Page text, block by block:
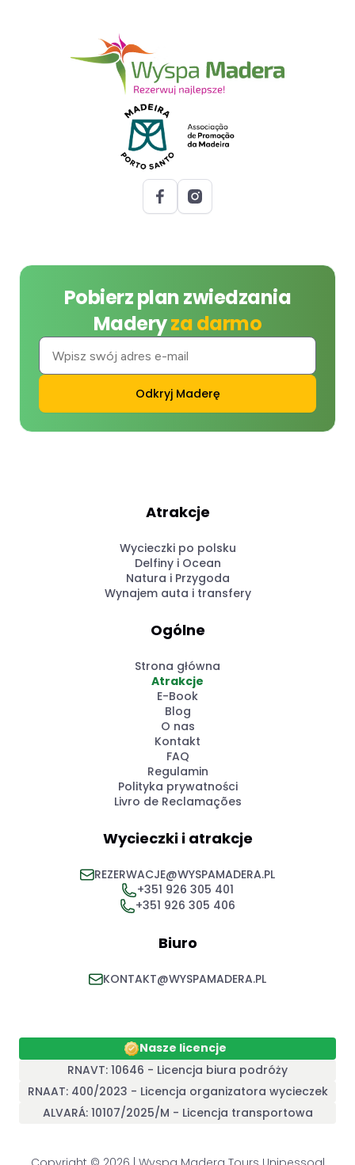
Pobierz plan zwiedzania
Maderyza darmo
Odkryj Maderę
Atrakcje
Wycieczki po polsku
Delfiny i Ocean
Natura i Przygoda
Wynajem auta i transfery
Ogólne
Strona główna
Atrakcje
E-Book
Blog
O nas
Kontakt
FAQ
Regulamin
Polityka prywatności
Livro de Reclamações
Wycieczki i atrakcje
REZERWACJE@WYSPAMADERA.PL
+351 926 305 401
+351 926 305 406
Biuro
KONTAKT@WYSPAMADERA.PL
Nasze licencje
RNAVT: 10646 - Licencja biura podróży
RNAAT: 400/2023 - Licencja organizatora wycieczek
ALVARÁ: 10107/2025/M - Licencja transportowa